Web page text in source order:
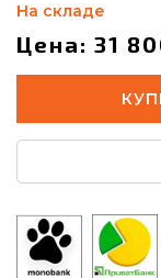
На складе
Цена: 31